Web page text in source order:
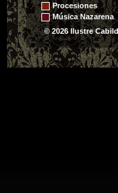
Procesiones
Música Nazarena
© 2026 Ilustre